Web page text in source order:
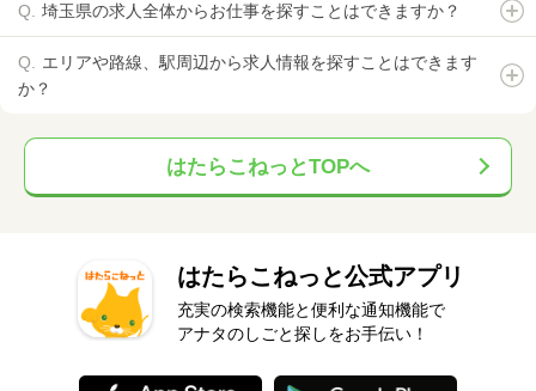
埼玉県の求人全体からお仕事を探すことはできますか？
エリアや路線、駅周辺から求人情報を探すことはできます
か？
はたらこねっとTOPへ
はたらこねっと公式アプリ
充実の検索機能と便利な通知機能で
アナタのしごと探しをお手伝い！